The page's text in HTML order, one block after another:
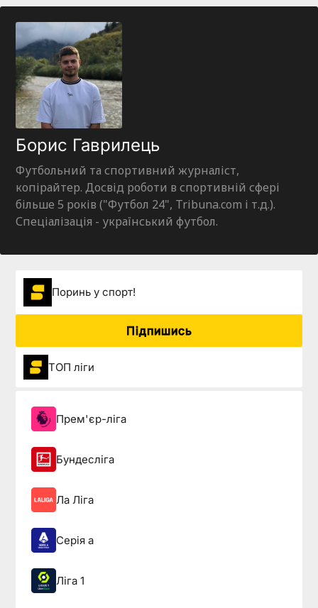
Борис Гаврилець
Футбольний та спортивний журналіст,
копірайтер. Досвід роботи в спортивній сфері
більше 5 років ("Футбол 24", Tribuna.com і т.д.).
Спеціалізація - український футбол.
Поринь у спорт!
Підпишись
ТОП ліги
Прем'єр-ліга
Бундесліга
Ла Ліга
Серія а
Ліга 1